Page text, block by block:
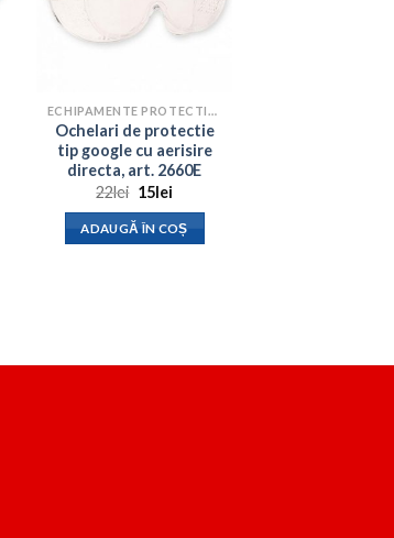
ECHIPAMENTE PROTECTIA MUNCII
Ochelari de protectie
tip google cu aerisire
directa, art. 2660E
22lei Prețul
a
fost:
15leiPrețul
este:
15lei.
ADAUGĂ ÎN COȘ